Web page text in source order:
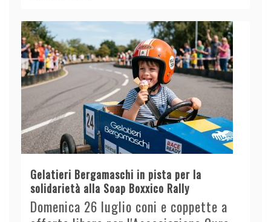
Gelatieri Bergamaschi in pista per la
solidarietà alla Soap Boxxico Rally
Domenica 26 luglio coni e coppette a